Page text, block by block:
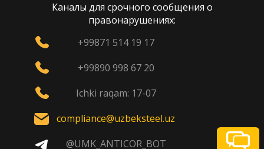
Каналы для срочного сообщения о
правонарушениях:
+99871 514 19 17
+99890 998 67 20
Ichki raqam: 17-07
compliance@uzbeksteel.uz
@UMK_ANTICOR_BOT